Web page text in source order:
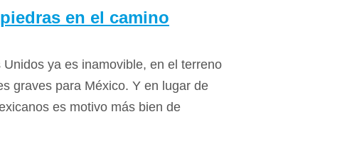
en el camino
ya es inamovible, en el terreno
graves para México. Y en lugar de
es motivo más bien de